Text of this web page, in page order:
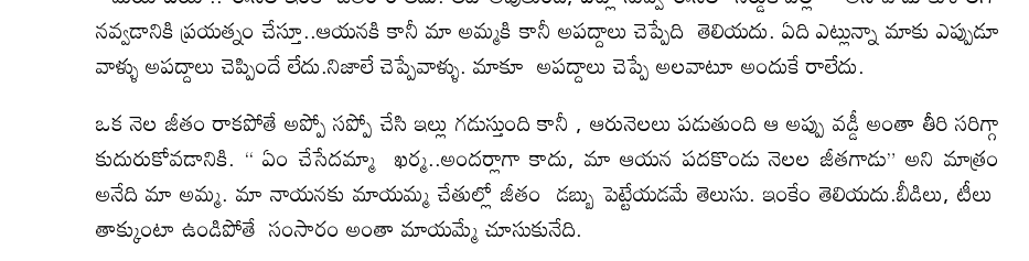
నవ్వడానికి ప్రయత్నం చేస్తూ..ఆయనకి కానీ మా అమ్మకి కానీ అపద్దాలు చెప్పేది తెలియదు. ఏది ఎట్లున్నా మాకు ఎప్పుడూ
వాళ్ళు అపద్దాలు చెప్పిందే లేదు.నిజాలే చెప్పేవాళ్ళు. మాకూ అపద్దాలు చెప్పే అలవాటూ అందుకే రాలేదు.
ఒక నెల జీతం రాకపోతే అప్పో సప్పో చేసి ఇల్లు గడుస్తుంది కానీ , ఆరునెలలు పడుతుంది ఆ అప్పు వడ్డీ అంతా తీరి సరిగ్గా
కుదురుకోవడానికి. “ ఏం చేసేదమ్మా ఖర్మ..అందర్లాగా కాదు, మా ఆయన పదకొండు నెలల జీతగాడు” అని మాత్రం
అనేది మా అమ్మ. మా నాయనకు మాయమ్మ చేతుల్లో జీతం డబ్బు పెట్టేయడమే తెలుసు. ఇంకేం తెలియదు.బీడిలు, టీలు
తాక్కుంటా ఉండిపోతే సంసారం అంతా మాయమ్మే చూసుకునేది.